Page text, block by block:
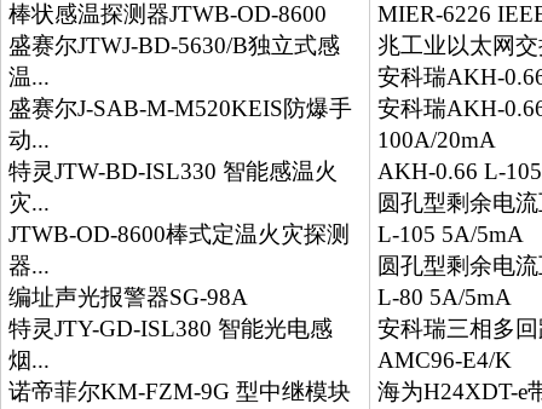
棒状感温探测器JTWB-OD-8600
盛赛尔JTWJ-BD-5630/B独立式感
温...
盛赛尔J-SAB-M-M520KEIS防爆手
动...
特灵JTW-BD-ISL330 智能感温火
灾...
JTWB-OD-8600棒式定温火灾探测
器...
编址声光报警器SG-98A
特灵JTY-GD-ISL380 智能光电感
烟...
诺帝菲尔KM-FZM-9G 型中继模块
MIER-6226
兆工业以太网
安科瑞AKH-
安科瑞AKH-
100A/20mA
AKH-0.66 L-
圆孔型剩余电
L-105 5A/5mA
圆孔型剩余电
L-80 5A/5mA
安科瑞三相多
AMC96-E4/K
海为H24XDT-e